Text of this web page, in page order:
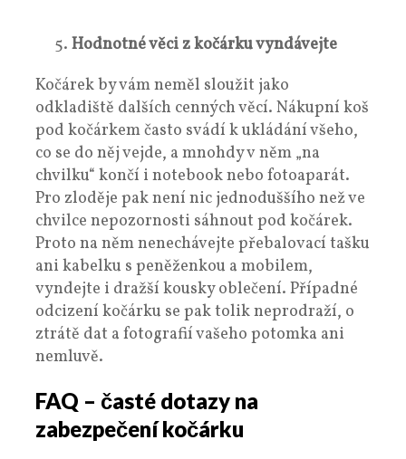
Hodnotné věci z kočárku vyndávejte
Kočárek by vám neměl sloužit jako
odkladiště dalších cenných věcí. Nákupní koš
pod kočárkem často svádí k ukládání všeho,
co se do něj vejde, a mnohdy v něm „na
chvilku“ končí i notebook nebo fotoaparát.
Pro zloděje pak není nic jednoduššího než ve
chvilce nepozornosti sáhnout pod kočárek.
Proto na něm nenechávejte přebalovací tašku
ani kabelku s peněženkou a mobilem,
vyndejte i dražší kousky oblečení. Případné
odcizení kočárku se pak tolik neprodraží, o
ztrátě dat a fotografií vašeho potomka ani
nemluvě.
FAQ – časté dotazy na
zabezpečení kočárku